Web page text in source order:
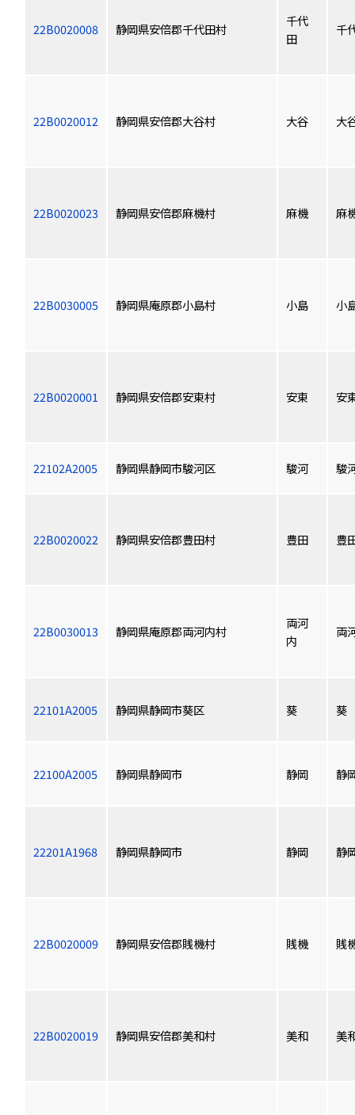
22B0020008 静岡県安倍郡千代田村
千代
田
千
22B0020012 静岡県安倍郡大谷村 大谷 大
22B0020023 静岡県安倍郡麻機村 麻機 麻
22B0030005 静岡県庵原郡小島村 小島 小
22B0020001 静岡県安倍郡安東村 安東 安
22102A2005 静岡県静岡市駿河区 駿河 駿
22B0020022 静岡県安倍郡豊田村 豊田 豊
22B0030013 静岡県庵原郡両河内村
両河
内
両
22101A2005 静岡県静岡市葵区 葵 葵
22100A2005 静岡県静岡市 静岡 静
22201A1968 静岡県静岡市 静岡 静
22B0020009 静岡県安倍郡賎機村 賎機 賎
22B0020019 静岡県安倍郡美和村 美和 美